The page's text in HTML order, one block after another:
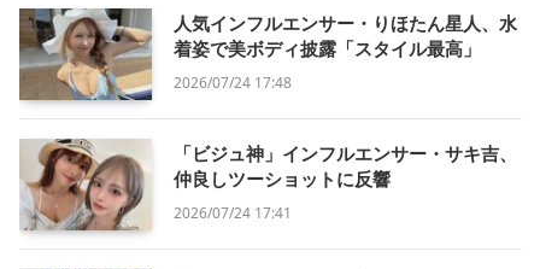
人気インフルエンサー・りほたん星人、水
着姿で美ボディ披露「スタイル最高」
2026/07/24 17:48
「ビジュ神」インフルエンサー・サキ吉、
仲良しツーショットに反響
2026/07/24 17:41